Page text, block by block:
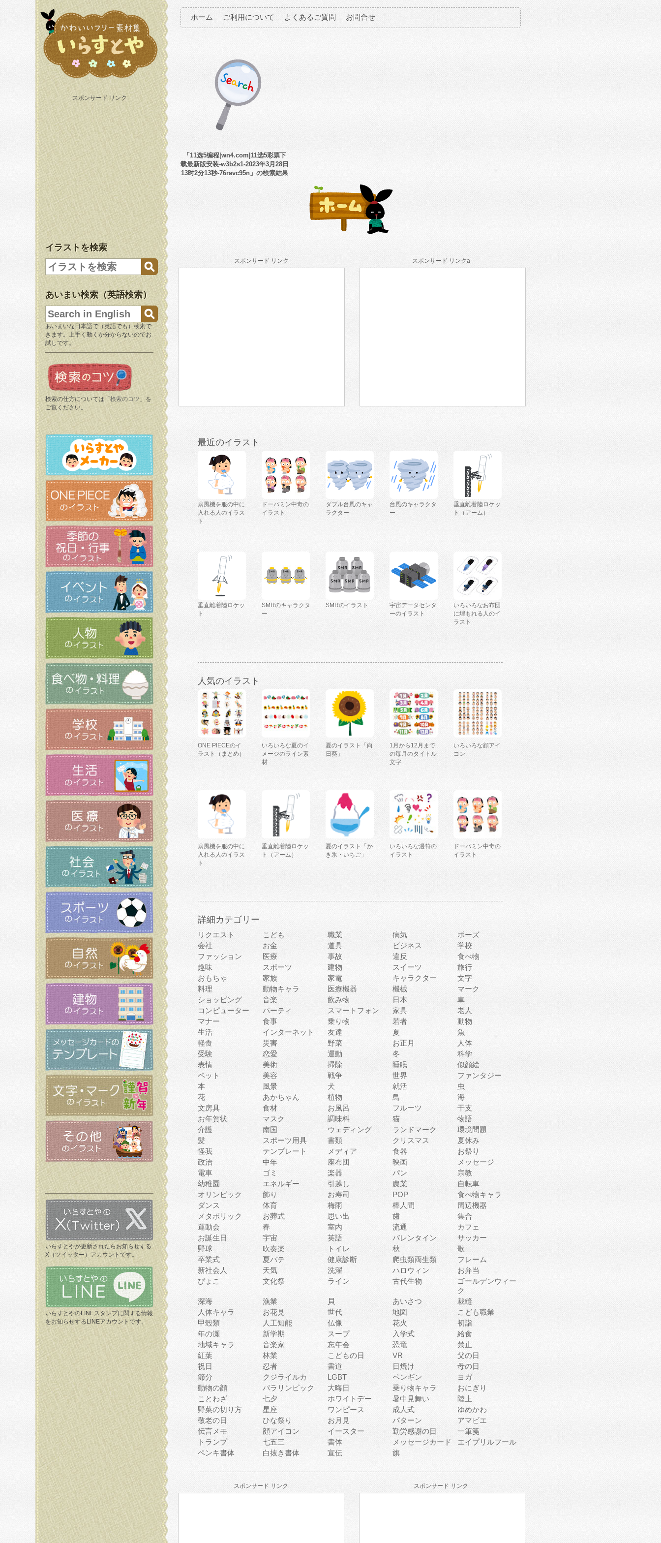
スポンサード リンク
イラストを検索
あいまい検索（英語検索）
あいまいな日本語で（英語でも）検索で
きます。上手く動くか分からないのでお
試しです。
検索の仕方については「 検索のコツ 」を
ご覧ください。
いらすとやが更新されたらお知らせする
X（ツイッター）アカウントです。
いらすとやのLINEスタンプに関する情報
をお知らせするLINEアカウントです。
ホーム ご利用について よくあるご質問 お問合せ
「11选5编程|wn4.com|11选5彩票下
载最新版安装-w3b2s1-2023年3月28日
13时2分13秒-76ravc95n」の検索結果
スポンサード リンク スポンサード リンクa
最近のイラスト
扇風機を服の中に
入れる人のイラス
ト
ドーパミン中毒の
イラスト
ダブル台風のキャ
ラクター
台風のキャラクタ
ー
垂直離着陸ロケッ
ト（アーム）
垂直離着陸ロケッ
ト
SMRのキャラクタ
ー
SMRのイラスト
宇宙データセンタ
ーのイラスト
いろいろなお布団
に埋もれる人のイ
ラスト
人気のイラスト
ONE PIECEのイ
ラスト（まとめ）
いろいろな夏のイ
メージのライン素
材
夏のイラスト「向
日葵」
1月から12月まで
の毎月のタイトル
文字
いろいろな顔アイ
コン
扇風機を服の中に
入れる人のイラス
ト
垂直離着陸ロケッ
ト（アーム）
夏のイラスト「か
き氷・いちご」
いろいろな漫符の
イラスト
ドーパミン中毒の
イラスト
詳細カテゴリー
リクエスト こども 職業 病気
ポーズ
会社
お金 道具 ビジネス
学校
ファッション
医療 事故 違反
食べ物
趣味
スポーツ 建物 スイーツ
旅行
おもちゃ
家族 家電 キャラクター
文字
料理
動物キャラ 医療機器 機械
マーク
ショッピング
音楽 飲み物 日本
車
コンピューター
パーティ スマートフォン 家具
老人
マナー
食事 乗り物 若者
動物
生活
インターネット 友達 夏
魚
軽食
災害 野菜 お正月
人体
受験
恋愛 運動 冬
科学
表情
美術 掃除 睡眠
似顔絵
ペット
美容 戦争 世界
ファンタジー
本
風景 犬 就活
虫
花
あかちゃん 植物 鳥
海
文房具
食材 お風呂 フルーツ
干支
お年賀状
マスク 調味料 猫
物語
介護
南国 ウェディング ランドマーク
環境問題
髪
スポーツ用具 書類 クリスマス
夏休み
怪我
テンプレート メディア 食器
お祭り
政治
中年 座布団 映画
メッセージ
電車
ゴミ 楽器 パン
宗教
幼稚園
エネルギー 引越し 農業
自転車
オリンピック
飾り お寿司 POP
食べ物キャラ
ダンス
体育 梅雨 棒人間
周辺機器
メタボリック
お葬式 思い出 歯
集合
運動会
春 室内 流通
カフェ
お誕生日
宇宙 英語 バレンタイン
サッカー
野球
吹奏楽 トイレ 秋
歌
卒業式
夏バテ 健康診断 爬虫類両生類
フレーム
新社会人
天気 洗濯 ハロウィン
お弁当
ぴょこ
文化祭 ライン 古代生物
ゴールデンウィー
ク
深海
漁業 貝 あいさつ
裁縫
人体キャラ
お花見 世代 地図
こども職業
甲殻類
人工知能 仏像 花火
初詣
年の瀬
新学期 スープ 入学式
給食
地域キャラ
音楽家 忘年会 恐竜
禁止
紅葉
林業 こどもの日 VR
父の日
祝日
忍者 書道 日焼け
母の日
節分
クジライルカ LGBT ペンギン
ヨガ
動物の顔
パラリンピック 大晦日 乗り物キャラ
おにぎり
ことわざ
七夕 ホワイトデー 暑中見舞い
陸上
野菜の切り方
星座 ワンピース 成人式
ゆめかわ
敬老の日
ひな祭り お月見 パターン
アマビエ
伝言メモ
顔アイコン イースター 勤労感謝の日
一筆箋
トランプ
七五三 書体 メッセージカード
エイプリルフール
ペンキ書体
白抜き書体 宣伝 旗
スポンサード リンク スポンサード リンク